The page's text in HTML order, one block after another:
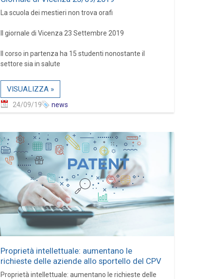
La scuola dei mestieri non trova orafi
Il giornale di Vicenza 23 Settembre 2019
Il corso in partenza ha 15 studenti nonostante il
settore sia in salute
VISUALIZZA »
24/09/19 news
Proprietà intellettuale: aumentano le
richieste delle aziende allo sportello del CPV
Proprietà intellettuale: aumentano le richieste delle